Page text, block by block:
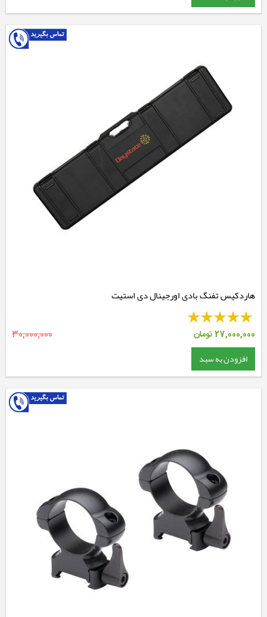
هاردکیس تفنگ بادی اورجینال دی استیت
27,000,000تومان 30,000,000
افزودن به سبد